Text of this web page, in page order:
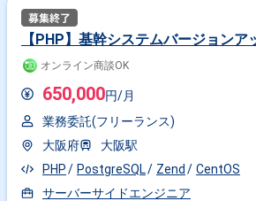
【PHP】基幹システムバージョンア
オンライン商談OK
650,000円/月
業務委託(フリーランス)
大阪府
大阪駅
PHP
PostgreSQL Zend
CentOS
サーバーサイドエンジニア